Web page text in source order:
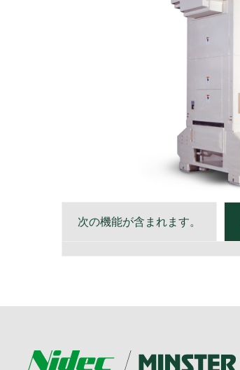
次の機能が含まれます。